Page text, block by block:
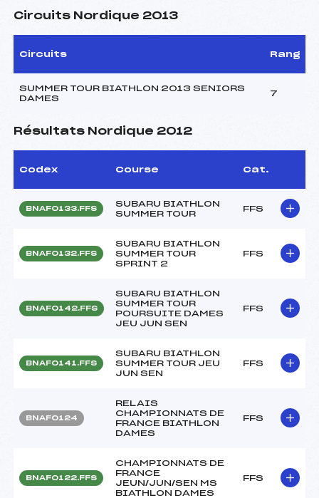
Circuits Nordique 2013
Circuits Rang
SUMMER TOUR BIATHLON 2013 SENIORS
DAMES
7
Résultats Nordique 2012
Codex Course Cat.
BNAF0133.FFS
SUBARU BIATHLON
SUMMER TOUR
FFS
BNAF0132.FFS
SUBARU BIATHLON
SUMMER TOUR
SPRINT 2
FFS
BNAF0142.FFS
SUBARU BIATHLON
SUMMER TOUR
POURSUITE DAMES
JEU JUN SEN
FFS
BNAF0141.FFS
SUBARU BIATHLON
SUMMER TOUR JEU
JUN SEN
FFS
BNAF0124
RELAIS
CHAMPIONNATS DE
FRANCE BIATHLON
DAMES
FFS
BNAF0122.FFS
CHAMPIONNATS DE
FRANCE
JEUN/JUN/SEN MS
BIATHLON DAMES
FFS